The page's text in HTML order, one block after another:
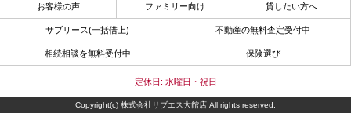
お客様の声 ファミリー向け 貸したい方へ
サブリース(一括借上) 不動産の無料査定受付中
相続相談を無料受付中 保険選び
定休日: 水曜日・祝日
Copyright(c) 株式会社リブエス大館店 All rights reserved.